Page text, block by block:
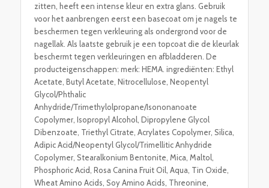
zitten, heeft een intense kleur en extra glans. Gebruik
voor het aanbrengen eerst een basecoat om je nagels te
beschermen tegen verkleuring als ondergrond voor de
nagellak. Als laatste gebruik je een topcoat die de kleurlak
beschermt tegen verkleuringen en afbladderen. De
producteigenschappen: merk: HEMA. ingrediënten: Ethyl
Acetate, Butyl Acetate, Nitrocellulose, Neopentyl
Glycol/Phthalic
Anhydride/Trimethylolpropane/Isononanoate
Copolymer, Isopropyl Alcohol, Dipropylene Glycol
Dibenzoate, Triethyl Citrate, Acrylates Copolymer, Silica,
Adipic Acid/Neopentyl Glycol/Trimellitic Anhydride
Copolymer, Stearalkonium Bentonite, Mica, Maltol,
Phosphoric Acid, Rosa Canina Fruit Oil, Aqua, Tin Oxide,
Wheat Amino Acids, Soy Amino Acids, Threonine,